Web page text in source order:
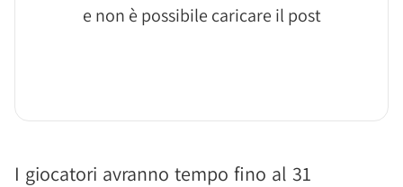
e non è possibile caricare il post
I giocatori avranno tempo fino al 31